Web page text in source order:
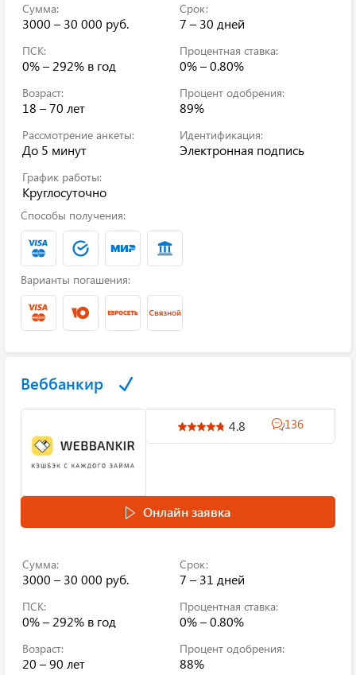
Сумма:
3000 – 30 000 руб.
Срок:
7 – 30 дней
ПСК:
0% – 292% в год
Процентная ставка:
0% – 0.80%
Возраст:
18 – 70 лет
Процент одобрения:
89%
Рассмотрение анкеты:
До 5 минут
Идентификация:
Электронная подпись
График работы:
Круглосуточно
Способы получения:
Варианты погашения:
Веббанкир
4.8 136
Онлайн заявка
Сумма:
3000 – 30 000 руб.
Срок:
7 – 31 дней
ПСК:
0% – 292% в год
Процентная ставка:
0% – 0.80%
Возраст:
20 – 90 лет
Процент одобрения:
88%